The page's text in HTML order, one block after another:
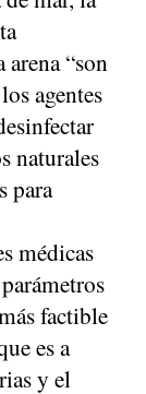
“son
agentes
naturales
para
médicas
factible
es a
y el